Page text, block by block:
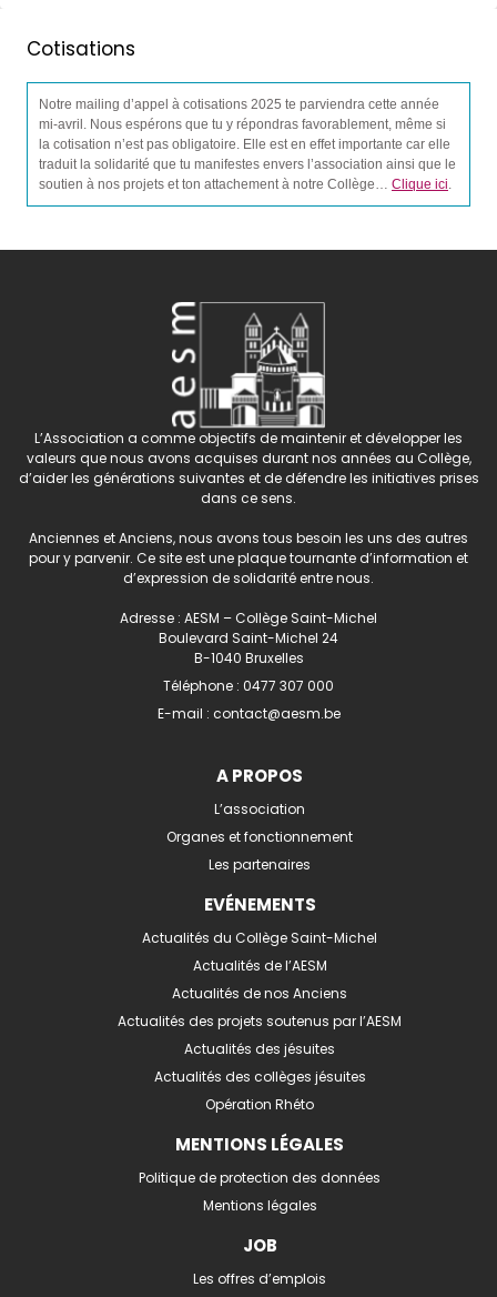
Cotisations
Notre mailing d’appel à cotisations 2025 te parviendra cette année
mi-avril. Nous espérons que tu y répondras favorablement, même si
la cotisation n’est pas obligatoire. Elle est en effet importante car elle
traduit la solidarité que tu manifestes envers l’association ainsi que le
soutien à nos projets et ton attachement à notre Collège… Clique ici.
L’Association a comme objectifs de maintenir et développer les
valeurs que nous avons acquises durant nos années au Collège,
d’aider les générations suivantes et de défendre les initiatives prises
dans ce sens.
Anciennes et Anciens, nous avons tous besoin les uns des autres
pour y parvenir. Ce site est une plaque tournante d’information et
d’expression de solidarité entre nous.
Adresse : AESM – Collège Saint-Michel
Boulevard Saint-Michel 24
B-1040 Bruxelles
Téléphone : 0477 307 000
E-mail : contact@aesm.be
A PROPOS
L’association
Organes et fonctionnement
Les partenaires
EVÉNEMENTS
Actualités du Collège Saint-Michel
Actualités de l’AESM
Actualités de nos Anciens
Actualités des projets soutenus par l’AESM
Actualités des jésuites
Actualités des collèges jésuites
Opération Rhéto
MENTIONS LÉGALES
Politique de protection des données
Mentions légales
JOB
Les offres d’emplois